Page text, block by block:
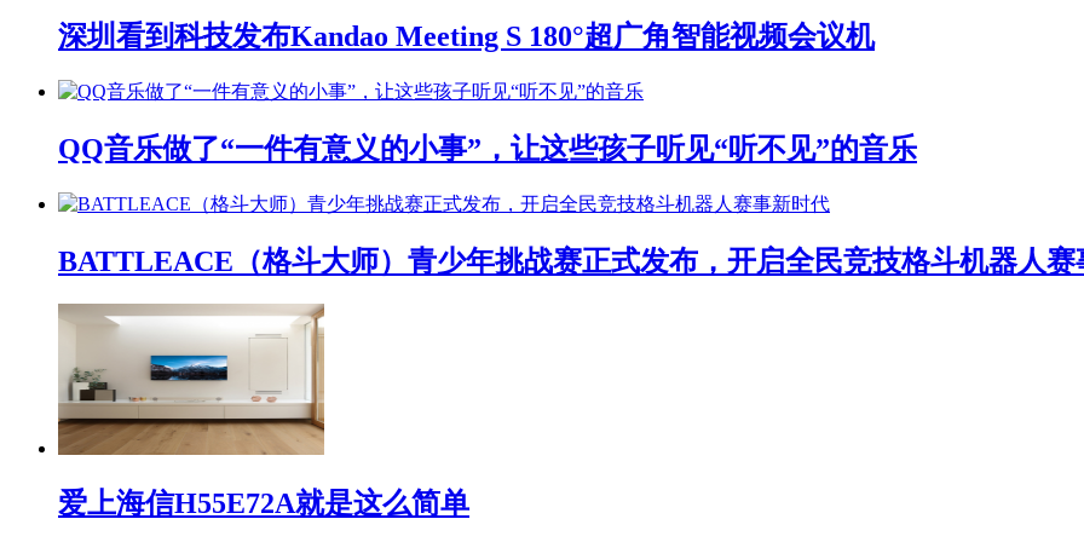
深圳看到科技发布Kandao Meeting S 180°超广角智能视频会议机
QQ音乐做了“一件有意义的小事”，让这些孩子听见“听不见”的音乐
BATTLEACE（格斗大师）青少年挑战赛正式发布，开启全民竞技格斗机器人赛
爱上海信H55E72A就是这么简单